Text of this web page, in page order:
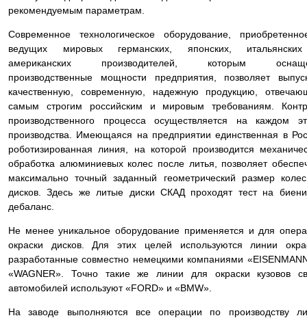
рекомендуемым параметрам.
Современное технологическое оборудование,
ведущих мировых германских, японских,
американских производителей, которым
производственные мощности предприятия, позволяет
качественную, современную, надежную продукцию,
самым строгим российским и мировым требованиям.
производственного процесса осуществляется на каждом
производства. Имеющаяся на предприятии единственная в
роботизированная линия, на которой производится
обработка алюминиевых колес после литья, позволяет
максимально точный заданный геометрический размер
дисков. Здесь же литые диски СКАД проходят тест на
дебаланс.
Не менее уникальное оборудование применяется и для
окраски дисков. Для этих целей используются линии
разработанные совместно немецкими компаниями
«WAGNER». Точно такие же линии для окраски кузовов
автомобилей используют «FORD» и «BMW».
На заводе выполняются все операции по производству